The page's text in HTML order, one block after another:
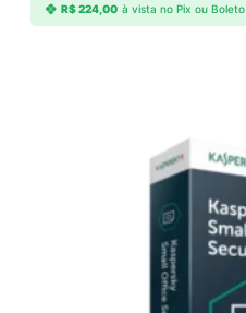
R$224,00 à vista no Pix ou Boleto